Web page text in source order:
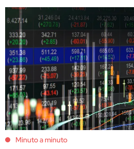
Minuto a minuto